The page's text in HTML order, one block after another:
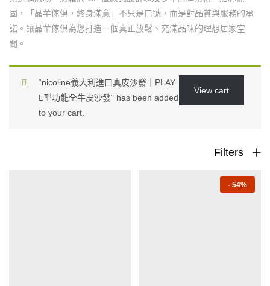
固，「晶華傢俱，終身滿意」不只是口號，而是對品質與服務的承
諾。讓晶華傢俱為您打造一個真正放鬆、充滿品味的理想居家空
間。
View cart
“nicoline義大利進口真皮沙發｜PLAY
L型功能全牛皮沙發” has been added
to your cart.
Filters
- 54%